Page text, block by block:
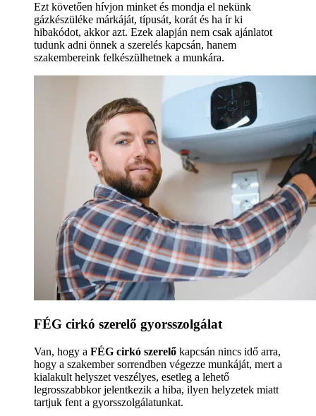
Ezt követően hívjon minket és mondja el nekünk
gázkészüléke márkáját, típusát, korát és ha ír ki
hibakódot, akkor azt. Ezek alapján nem csak ajánlatot
tudunk adni önnek a szerelés kapcsán, hanem
szakembereink felkészülhetnek a munkára.
FÉG cirkó szerelő gyorsszolgálat
Van, hogy a FÉG cirkó szerelő kapcsán nincs idő arra,
hogy a szakember sorrendben végezze munkáját, mert a
kialakult helyszet veszélyes, esetleg a lehető
legrosszabbkor jelentkezik a hiba, ilyen helyzetek miatt
tartjuk fent a gyorsszolgálatunkat.